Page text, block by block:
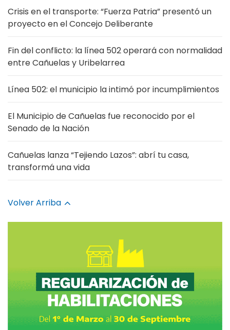
Crisis en el transporte: “Fuerza Patria” presentó un
proyecto en el Concejo Deliberante
Fin del conflicto: la línea 502 operará con normalidad
entre Cañuelas y Uribelarrea
Línea 502: el municipio la intimó por incumplimientos
El Municipio de Cañuelas fue reconocido por el
Senado de la Nación
Cañuelas lanza “Tejiendo Lazos”: abrí tu casa,
transformá una vida
Volver Arriba